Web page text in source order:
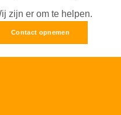
zijn er om te helpen.
Contact opnemen